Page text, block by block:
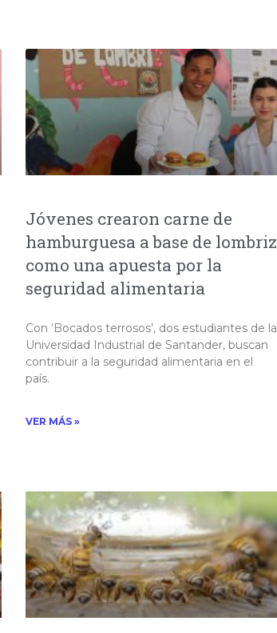
Jóvenes crearon carne de
hamburguesa a base de lombriz
como una apuesta por la
seguridad alimentaria
Con ‘Bocados terrosos’, dos estudiantes de la
Universidad Industrial de Santander, buscan
contribuir a la seguridad alimentaria en el
país.​
VER MÁS »